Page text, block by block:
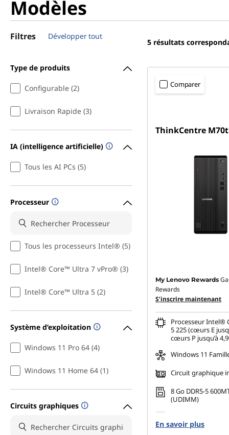
Modèles
Filtres Développer tout
Type de produits
Configurable (2)
Livraison Rapide (3)
IA (intelligence artificielle)
Tous les AI PCs (5)
Processeur
Tous les processeurs Intel® (5)
Intel® Core™ Ultra 7 vPro® (3)
Intel® Core™ Ultra 5 (2)
Système d’exploitation
Windows 11 Pro 64 (4)
Windows 11 Home 64 (1)
Circuits graphiques
5 résultats
Comparer
ThinkCentre
My Lenovo Rewards
Rewards
S’inscrire maintenant
Processeur Intel®
5 225 (cœurs E
cœurs P jusqu’à
Windows 11
Circuit graphique
8 Go DDR5-5
(UDIMM)
Gen4 TLC Opal
En savoir plus